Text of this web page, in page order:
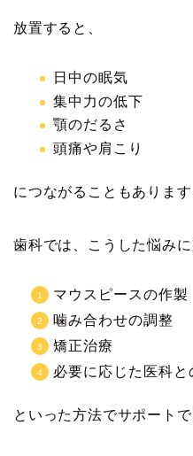
放置すると、
日中の眠気
集中力の低下
顎のだるさ
頭痛や肩こり
につながることもあります
歯科では、こうした悩みに
マウスピースの作製
噛み合わせの調整
矯正治療
必要に応じた医科と
といった方法でサポートで